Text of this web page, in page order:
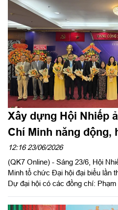
Định vinh dự mang tên Chủ tịch
2026).
Xây dựng Hội Nhiếp
Chí Minh năng động,
và phát triển
12:16 23/06/2026
(QK7 Online) - Sáng 23/6, Hội
Minh tổ chức Đại hội đại biểu lần
Dự đại hội có các đồng chí: Phạm
Thị Thanh Thủy, Phó Trưởng ban